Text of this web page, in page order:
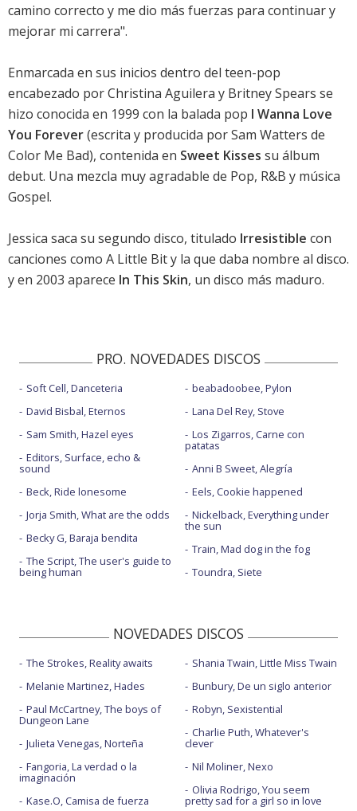
camino correcto y me dio más fuerzas para continuar y
mejorar mi carrera".
Enmarcada en sus inicios dentro del teen-pop
encabezado por Christina Aguilera y Britney Spears se
hizo conocida en 1999 con la balada pop I Wanna Love
You Forever(escrita y producida por Sam Watters de
Color Me Bad), contenida en Sweet Kisses su álbum
debut. Una mezcla muy agradable de Pop, R&B y música
Gospel.
Jessica saca su segundo disco, titulado Irresistible con
canciones como A Little Bit y la que daba nombre al disco.
y en 2003 aparece In This Skin, un disco más maduro.
PRO. NOVEDADES DISCOS
Soft Cell, Danceteria
David Bisbal, Eternos
Sam Smith, Hazel eyes
Editors, Surface, echo &
sound
Beck, Ride lonesome
Jorja Smith, What are the odds
Becky G, Baraja bendita
The Script, The user's guide to
being human
beabadoobee, Pylon
Lana Del Rey, Stove
Los Zigarros, Carne con
patatas
Anni B Sweet, Alegría
Eels, Cookie happened
Nickelback, Everything under
the sun
Train, Mad dog in the fog
Toundra, Siete
NOVEDADES DISCOS
The Strokes, Reality awaits
Melanie Martinez, Hades
Paul McCartney, The boys of
Dungeon Lane
Julieta Venegas, Norteña
Fangoria, La verdad o la
imaginación
Kase.O, Camisa de fuerza
Shania Twain, Little Miss Twain
Bunbury, De un siglo anterior
Robyn, Sexistential
Charlie Puth, Whatever's
clever
Nil Moliner, Nexo
Olivia Rodrigo, You seem
pretty sad for a girl so in love